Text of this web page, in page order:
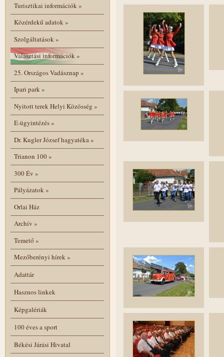
Turisztikai információk»
Közérdekű adatok»
Szolgáltatások»
Választási információk»
25. Országos Vadásznap »
Ipari park»
Nyitott terek Helyi Közösség »
E-ügyintézés»
Dr. Kugler József hagyatéka»
Trianon 100»
300 Év »
Pályázatok»
Orlai Ház
Archív »
Temető»
Mezőberényi hírek»
Adattár
Hasznos linkek
Képgalériák
100 éves a sport
Békési Járási Hivatal